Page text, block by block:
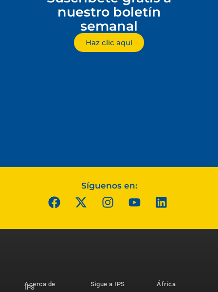
nuestro boletín
semanal
Haz clic aquí
Síguenos en:
Acerca de
IPS
Sigue a IPS
África